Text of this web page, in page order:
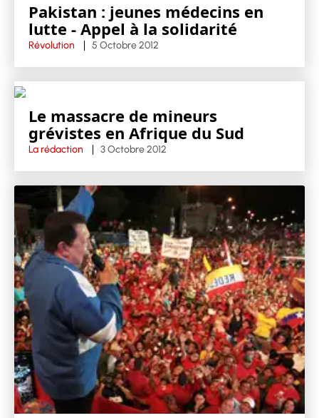
Pakistan : jeunes médecins en
lutte - Appel à la solidarité
Révolution 5 Octobre 2012
Le massacre de mineurs
grévistes en Afrique du Sud
La rédaction 3 Octobre 2012